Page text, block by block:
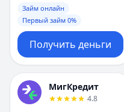
Займ онлайн
Первый займ 0%
Получить деньги
МигКредит
4.8